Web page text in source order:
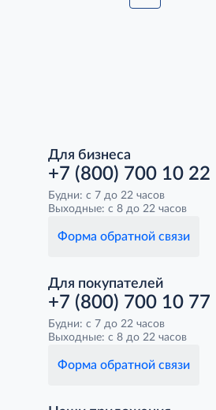
Для бизнеса
+7 (800) 700 10 22
Будни: с 7 до 22 часов
Выходные: с 8 до 22 часов
Форма обратной связи
Для покупателей
+7 (800) 700 10 77
Будни: с 7 до 22 часов
Выходные: с 8 до 22 часов
Форма обратной связи